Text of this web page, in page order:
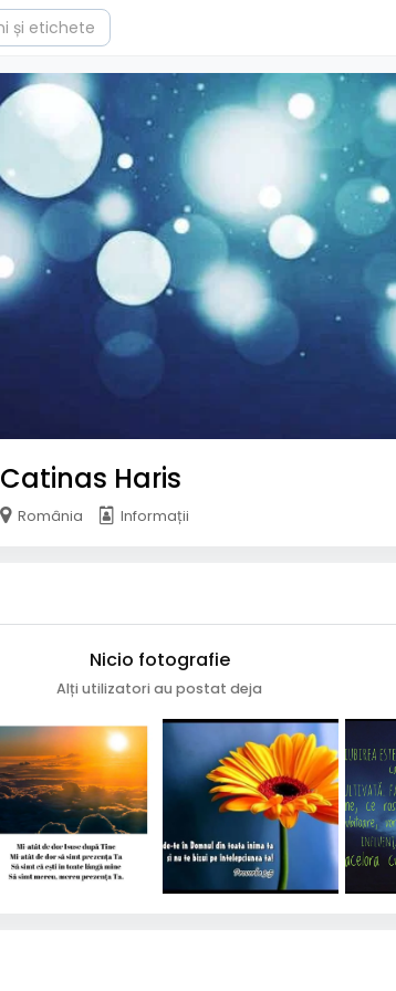
Catinas Haris
România Informații
Nicio fotografie
Alți utilizatori au postat deja